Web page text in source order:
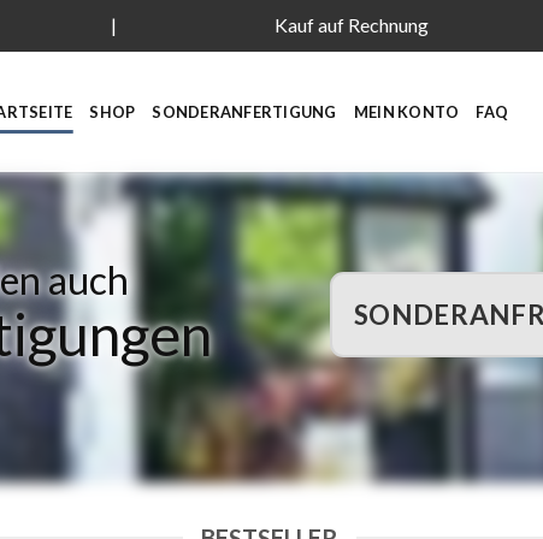
| Kauf auf Rechnung
SHOP SONDERANFERTIGUNG MEIN KONTO FAQ
auch